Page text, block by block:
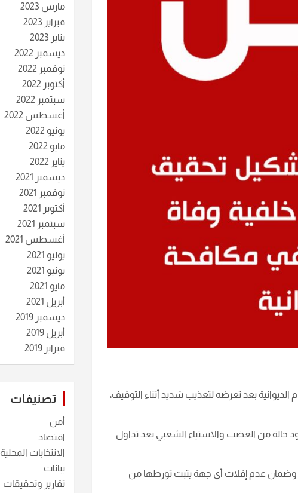
بعد تعرضه لتعذيب شديد أثناء التوقيف،
حالة من الغضب والاستياء الشعبي بعد تداول
وضمان عدم إفلات أي جهة يثبت تورطها من
مارس 2023
فبراير 2023
يناير 2023
ديسمبر 2022
نوفمبر 2022
أكتوبر 2022
سبتمبر 2022
أغسطس 2022
يونيو 2022
مايو 2022
يناير 2022
ديسمبر 2021
نوفمبر 2021
أكتوبر 2021
سبتمبر 2021
أغسطس 2021
يوليو 2021
يونيو 2021
مايو 2021
أبريل 2021
ديسمبر 2019
أبريل 2019
فبراير 2019
تصنيفات
أمن
اقتصاد
الانتخابات المحلية
بيانات
تقارير وتحقيقات